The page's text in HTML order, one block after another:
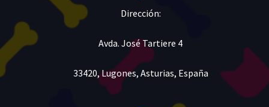
Dirección:
Avda. José Tartiere 4
33420, Lugones, Asturias, España